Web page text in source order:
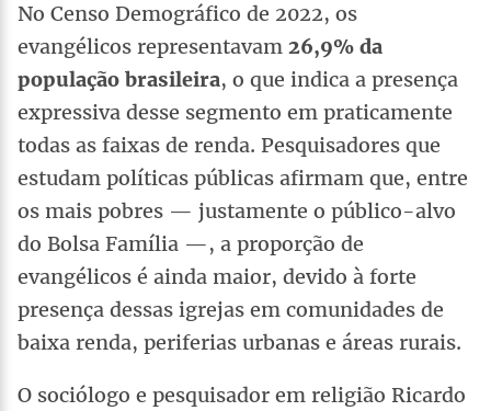
No Censo Demográfico de 2022, os
evangélicos representavam 26,9% da
população brasileira, o que indica a presença
expressiva desse segmento em praticamente
todas as faixas de renda. Pesquisadores que
estudam políticas públicas afirmam que, entre
os mais pobres — justamente o público-alvo
do Bolsa Família —, a proporção de
evangélicos é ainda maior, devido à forte
presença dessas igrejas em comunidades de
baixa renda, periferias urbanas e áreas rurais.
O sociólogo e pesquisador em religião Ricardo